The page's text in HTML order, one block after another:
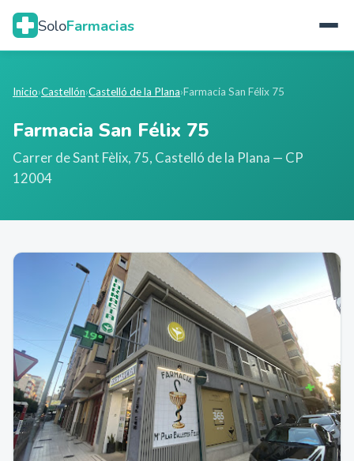
SoloFarmacias
Inicio›Castellón›Castelló de la Plana›Farmacia San Félix 75
Farmacia San Félix 75
Carrer de Sant Fèlix, 75, Castelló de la Plana — CP
12004